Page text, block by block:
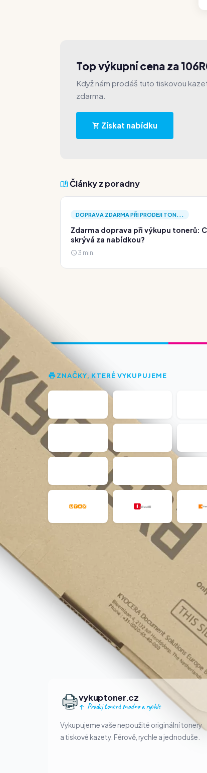
Top výkupní cena za
Když nám prodáš tuto tiskovou
zdarma.
Získat nabídku
Články z poradny
DOPRAVA ZDARMA PŘI PRODEJI TON...
Zdarma doprava při výkupu tonerů:
skrývá za nabídkou?
3 min.
ZNAČKY, KTERÉ VYKUPUJEME
vykuptoner.cz
Prodej tonerů snadno a rychle
Vykupujeme vaše nepoužité originální tonery
a tiskové kazety. Férově, rychle a jednoduše.